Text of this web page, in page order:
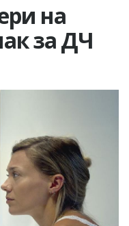
на
за ДЧ